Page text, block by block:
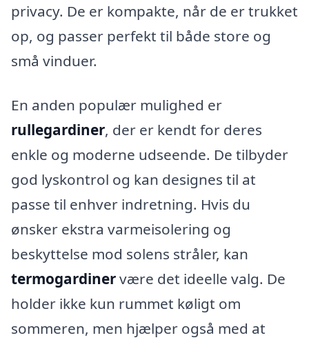
privacy. De er kompakte, når de er trukket
op, og passer perfekt til både store og
små vinduer.
En anden populær mulighed er
rullegardiner, der er kendt for deres
enkle og moderne udseende. De tilbyder
god lyskontrol og kan designes til at
passe til enhver indretning. Hvis du
ønsker ekstra varmeisolering og
beskyttelse mod solens stråler, kan
termogardinervære det ideelle valg. De
holder ikke kun rummet køligt om
sommeren, men hjælper også med at